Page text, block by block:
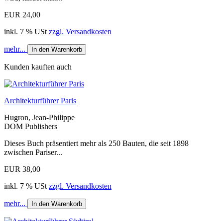
EUR 24,00
inkl. 7 % USt zzgl. Versandkosten
mehr... In den Warenkorb
Kunden kauften auch
Architekturführer Paris
Hugron, Jean-Philippe
DOM Publishers
Dieses Buch präsentiert mehr als 250 ­Bauten, die seit 1898
zwischen Pariser...
EUR 38,00
inkl. 7 % USt zzgl. Versandkosten
mehr... In den Warenkorb